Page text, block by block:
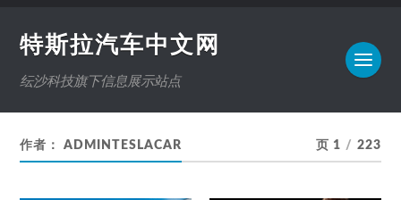
特斯拉汽车中文网
纭沙科技旗下信息展示站点
作者：ADMINTESLACAR 页 1 / 223